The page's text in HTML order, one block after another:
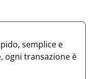
semplice e
ogni transazione è